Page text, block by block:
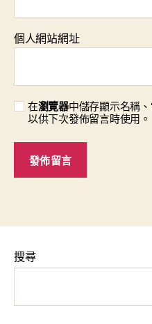
個人網站網址
在瀏覽器中儲存顯示名稱
以供下次發佈留言時使用。
搜尋